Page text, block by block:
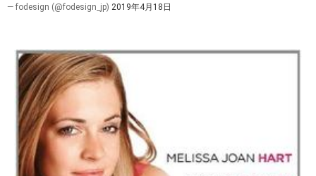
— fodesign (@fodesign_jp) 2019年4月18日